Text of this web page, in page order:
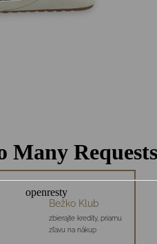
Bežko Klub
zbierajte kredity, priamu
zľavu na nákup